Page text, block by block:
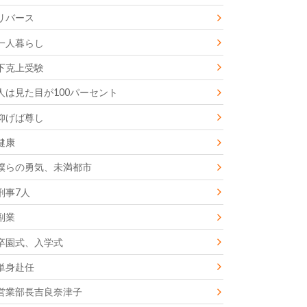
バース
人暮らし
克上受験
は見た目が100パーセント
げば尊し
康
らの勇気、未満都市
事7人
業
園式、入学式
身赴任
業部長吉良奈津子